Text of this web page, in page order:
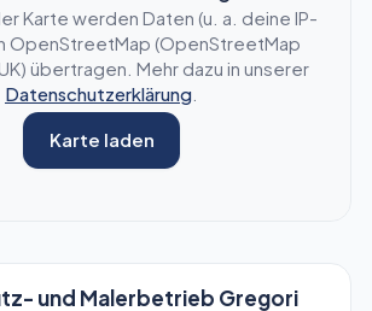
Karte werden Daten (u. a. deine IP-
OpenStreetMap (OpenStreetMap
übertragen. Mehr dazu in unserer
Datenschutzerklärung
Karte laden
und Malerbetrieb Gregori